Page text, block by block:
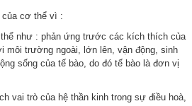
của cơ thể vì :
như : phản ứng trước các kích thích của
môi trường ngoài, lớn lên, vận động, sinh
sống của tế bào, do đó tế bào là đơn vị
vai trò của hệ thần kinh trong sự điều hoà,